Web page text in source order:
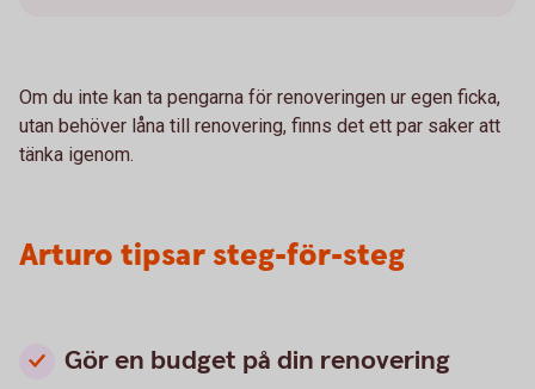
Om du inte kan ta pengarna för renoveringen ur egen ficka,
utan behöver låna till renovering, finns det ett par saker att
tänka igenom.
Arturo tipsar steg-för-steg
Gör en budget på din renovering